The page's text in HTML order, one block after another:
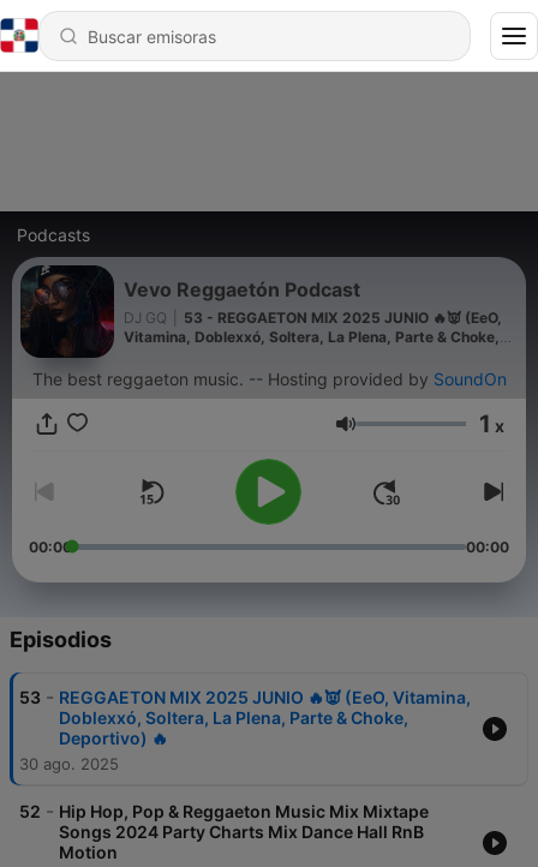
Podcasts
Vevo Reggaetón Podcast
DJ GQ
53 - REGGAETON MIX 2025 JUNIO 🔥👿 (EeO,
Vitamina, Doblexxó, Soltera, La Plena, Parte & Choke,
The best reggaeton music. -- Hosting provided by SoundOn
Volumen 1 x
00:00 00:00
Episodios
53 - REGGAETON MIX 2025 JUNIO 🔥👿 (EeO, Vitamina,
Doblexxó, Soltera, La Plena, Parte & Choke,
Deportivo) 🔥
30 ago. 2025
52 - Hip Hop, Pop & Reggaeton Music Mix Mixtape
Songs 2024 Party Charts Mix Dance Hall RnB
Motion